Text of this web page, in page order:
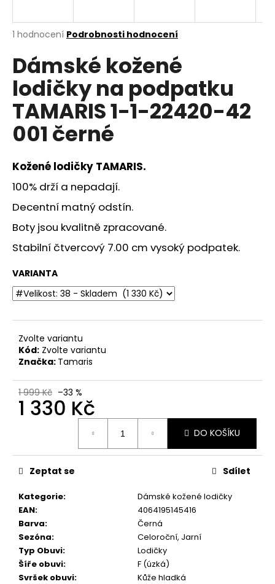
Průměrné
produktu
je
5,0
5
hvězdiček.
1 hodnocení Podrobnosti hodnocení
Dámské kožené
lodičky na podpatku
TAMARIS 1-1-22420-42
001 černé
Kožené lodičky TAMARIS.
100% drží a nepadají.
Decentní matný odstín.
Boty jsou kvalitně zpracované.
Stabilní čtvercový 7.00 cm vysoký podpatek.
VARIANTA
Zvolte variantu
Kód: Zvolte variantu
Značka: Tamaris
1 999 Kč –33 %
1 330 Kč
DO KOŠÍKU
Kategorie:
Dámské kožené lodičky
EAN:
4064195145416
Barva:
Černá
Sezóna:
Celoroční, Jarní
Typ Obuvi:
Lodičky
Šíře obuvi:
F (úzká)
Svršek obuvi:
Kůže hladká
Zeptat se Sdílet
j
t
?
HLEDAT
D
o
p
o
r
č
u
j
e
m
e
DÁMSKÉ
CELOKOŽENÉ
SANDÁLY
NA
BRINKMANN
08
699
Kč
Původně:
999
Kč